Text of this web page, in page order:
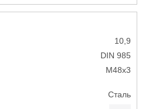
10,9
DIN 985
М48х3
Сталь